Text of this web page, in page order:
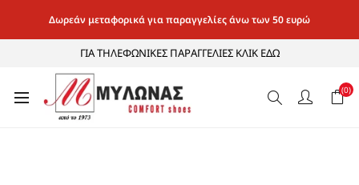
Δωρεάν μεταφορικά για παραγγελίες άνω των 50 ευρώ
ΓΙΑ ΤΗΛΕΦΩΝΙΚΕΣ ΠΑΡΑΓΓΕΛΙΕΣ ΚΛΙΚ ΕΔΩ
(0)